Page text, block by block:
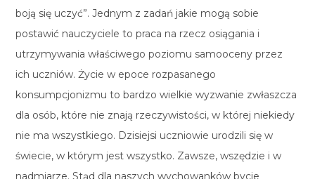
boją się uczyć”. Jednym z zadań jakie mogą sobie
postawić nauczyciele to praca na rzecz osiągania i
utrzymywania właściwego poziomu samooceny przez
ich uczniów. Życie w epoce rozpasanego
konsumpcjonizmu to bardzo wielkie wyzwanie zwłaszcza
dla osób, które nie znają rzeczywistości, w której niekiedy
nie ma wszystkiego. Dzisiejsi uczniowie urodzili się w
świecie, w którym jest wszystko. Zawsze, wszędzie i w
nadmiarze. Stąd dla naszych wychowanków bycie